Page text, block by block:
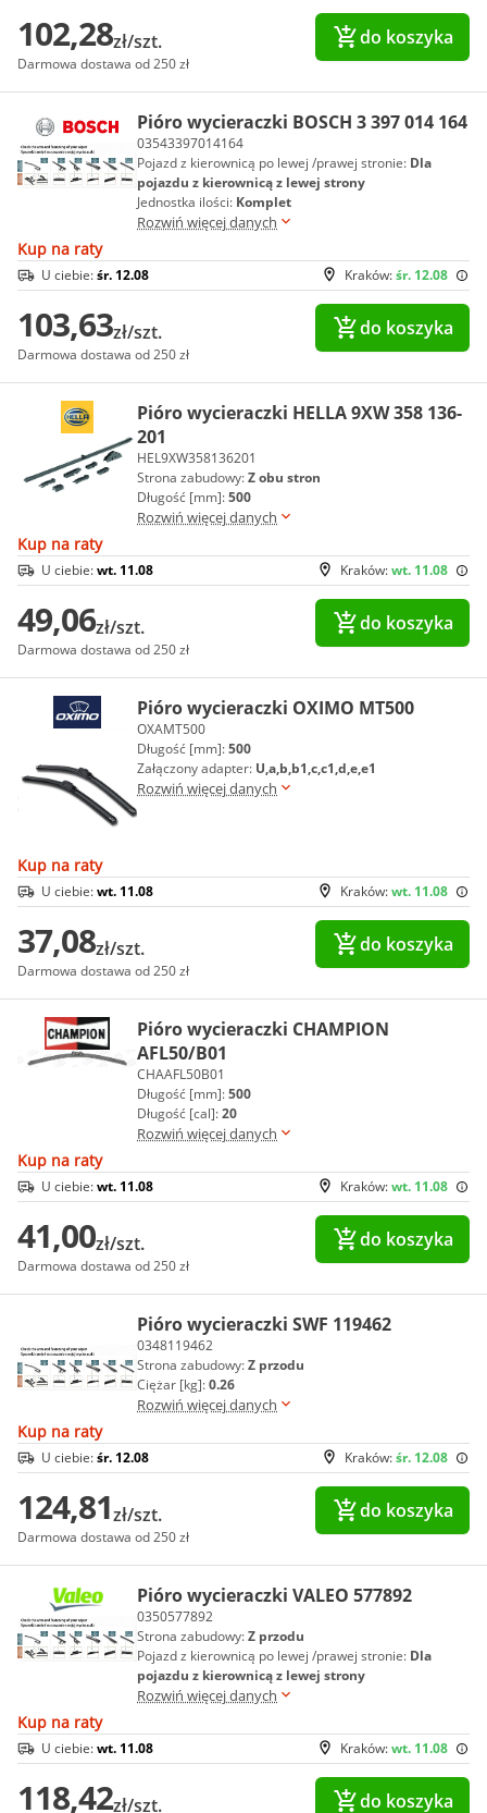
102,28zł/szt.
Darmowa dostawa od 250 zł
do koszyka
Pióro wycieraczki BOSCH 3 397 014 164
03543397014164
Pojazd z kierownicą po lewej /prawej stronie: Dla
pojazdu z kierownicą z lewej strony
Jednostka ilości: Komplet
Rozwiń więcej danych
Kup na raty
Kraków:śr. 12.08
U ciebie:śr. 12.08
103,63zł/szt.
Darmowa dostawa od 250 zł
do koszyka
Pióro wycieraczki HELLA 9XW 358 136-
201
HEL9XW358136201
Strona zabudowy:Z obu stron
Długość [mm]:500
Rozwiń więcej danych
Kup na raty
Kraków:wt. 11.08
U ciebie:wt. 11.08
49,06zł/szt.
Darmowa dostawa od 250 zł
do koszyka
Pióro wycieraczki OXIMO MT500
OXAMT500
Długość [mm]:500
Załączony adapter: U,a,b,b1,c,c1,d,e,e1
Rozwiń więcej danych
Kup na raty
Kraków:wt. 11.08
U ciebie:wt. 11.08
37,08zł/szt.
Darmowa dostawa od 250 zł
do koszyka
Pióro wycieraczki CHAMPION
AFL50/B01
CHAAFL50B01
Długość [mm]:500
Długość [cal]:20
Rozwiń więcej danych
Kup na raty
Kraków:wt. 11.08
U ciebie:wt. 11.08
41,00zł/szt.
Darmowa dostawa od 250 zł
do koszyka
Pióro wycieraczki SWF 119462
0348119462
Strona zabudowy:Z przodu
Ciężar [kg]:0.26
Rozwiń więcej danych
Kup na raty
Kraków:śr. 12.08
U ciebie:śr. 12.08
124,81zł/szt.
Darmowa dostawa od 250 zł
do koszyka
Pióro wycieraczki VALEO 577892
0350577892
Strona zabudowy:Z przodu
Pojazd z kierownicą po lewej /prawej stronie: Dla
pojazdu z kierownicą z lewej strony
Rozwiń więcej danych
Kup na raty
Kraków:wt. 11.08
U ciebie:wt. 11.08
118,42zł/szt. do koszyka